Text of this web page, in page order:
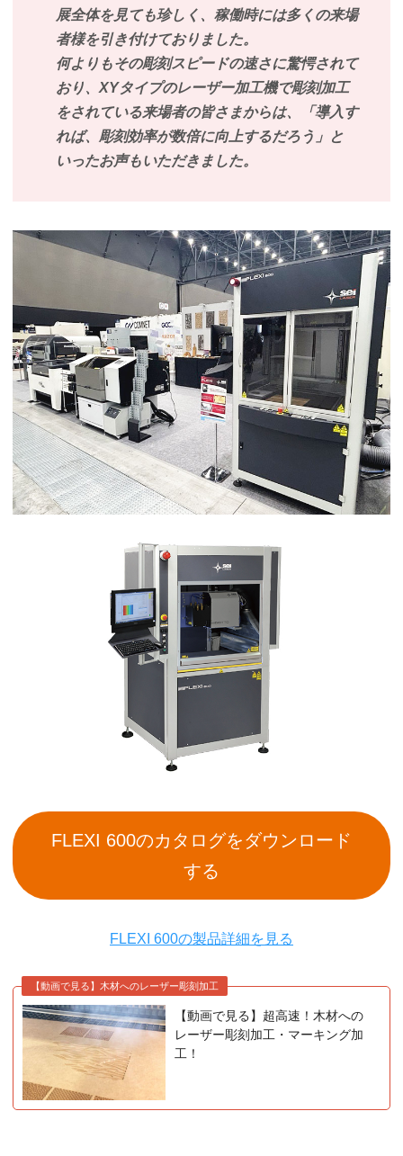
展全体を見ても珍しく、稼働時には多くの来場
者様を引き付けておりました。
何よりもその彫刻スピードの速さに驚愕されて
おり、XYタイプのレーザー加工機で彫刻加工
をされている来場者の皆さまからは、「導入す
れば、彫刻効率が数倍に向上するだろう」と
いったお声もいただきました。
FLEXI 600のカタログをダウンロード
する
FLEXI 600の製品詳細を見る
【動画で見る】木材へのレーザー彫刻加工
【動画で見る】超高速！木材への
レーザー彫刻加工・マーキング加
工！